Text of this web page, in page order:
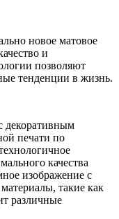
новое матовое
и
позволяют
тенденции в жизнь.
декоративным
печати по
качества
изображение с
такие как
различные